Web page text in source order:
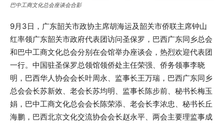
巴中工商文化总会座谈会合影
9月3日，广东韶关市政协主席胡海运及韶关市侨联主席钟山
红率领广东韶关市政府代表团访问圣保罗，巴西广东同乡总会
和巴中工商文化总会分别在会馆举办座谈会，热烈欢迎代表团
一行。中国驻圣保罗总领馆领侨处主任荣强、侨务领事李晓
明，巴西华人协会会长叶周永、监事长王万瑞，巴西广东同乡
总会会长苏新效、老会长苏均明、监事长陈步前、秘书长梅玉
娟，巴中工商文化总会会长陈荣添、老会长李浓忠、秘书长丘
海鹏，巴西北京文化交流协会会长赵永平、两会主要理监事成